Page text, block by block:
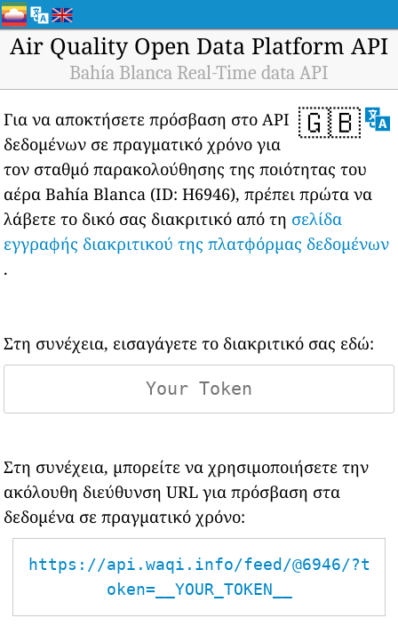
Air Quality Open Data Platform API
Bahía Blanca Real-Time data API
🇬🇧
Για να αποκτήσετε πρόσβαση στο API
δεδομένων σε πραγματικό χρόνο για
τον σταθμό παρακολούθησης της ποιότητας του
αέρα Bahía Blanca (ID: H6946), πρέπει πρώτα να
λάβετε το δικό σας διακριτικό από τη σελίδα
εγγραφής διακριτικού της πλατφόρμας δεδομένων
.
Στη συνέχεια, εισαγάγετε το διακριτικό σας εδώ:
Στη συνέχεια, μπορείτε να χρησιμοποιήσετε την
ακόλουθη διεύθυνση URL για πρόσβαση στα
δεδομένα σε πραγματικό χρόνο:
https://api.waqi.info/feed/@6946/?t
oken=__YOUR_TOKEN__